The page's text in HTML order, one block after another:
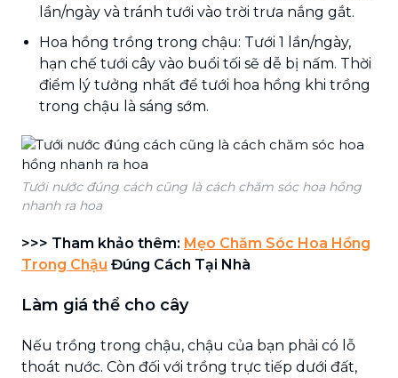
lần/ngày và tránh tưới vào trời trưa nắng gắt.
Hoa hồng trồng trong chậu: Tưới 1 lần/ngày,
hạn chế tưới cây vào buổi tối sẽ dễ bị nấm. Thời
điểm lý tưởng nhất để tưới hoa hồng khi trồng
trong chậu là sáng sớm.
Tưới nước đúng cách cũng là cách chăm sóc hoa hồng
nhanh ra hoa
>>> Tham khảo thêm: Mẹo Chăm Sóc Hoa Hồng
Trong Chậu Đúng Cách Tại Nhà
Làm giá thể cho cây
Nếu trồng trong chậu, chậu của bạn phải có lỗ
thoát nước. Còn đối với trồng trực tiếp dưới đất,